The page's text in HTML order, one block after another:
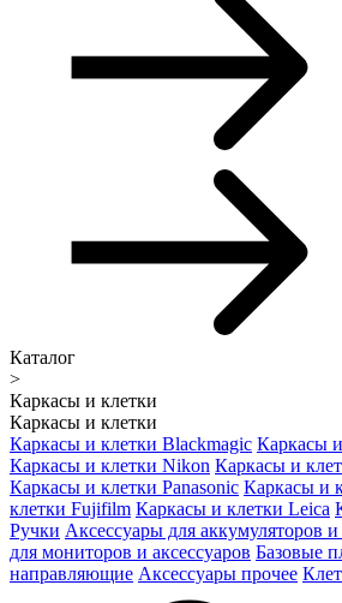
Каталог
>
Каркасы и клетки
Каркасы и клетки
Каркасы и клетки Blackmagic Каркасы
Каркасы и клетки Nikon Каркасы и
Каркасы и клетки Panasonic Каркасы и
клетки Fujifilm Каркасы и клетки Leica
Ручки Аксессуары для аккумуляторов и
для мониторов и аксессуаров Базовые
направляющие Аксессуары прочее